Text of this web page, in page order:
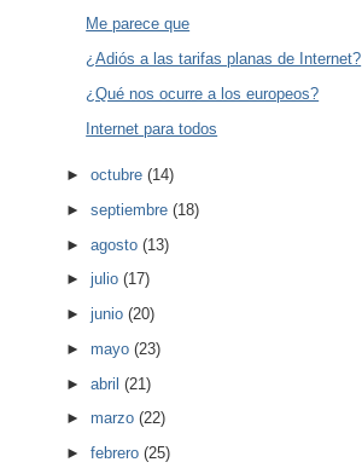
Me parece que
¿Adiós a las tarifas planas de Internet?
¿Qué nos ocurre a los europeos?
Internet para todos
►octubre(14)
►septiembre(18)
►agosto(13)
►julio(17)
►junio(20)
►mayo(23)
►abril(21)
►marzo(22)
►febrero(25)